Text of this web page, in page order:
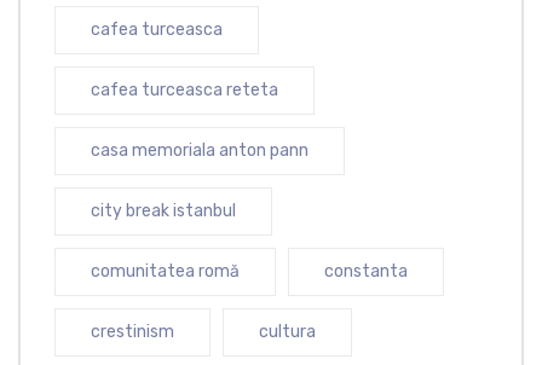
cafea turceasca
cafea turceasca reteta
casa memoriala anton pann
city break istanbul
comunitatea romă constanta
crestinism cultura